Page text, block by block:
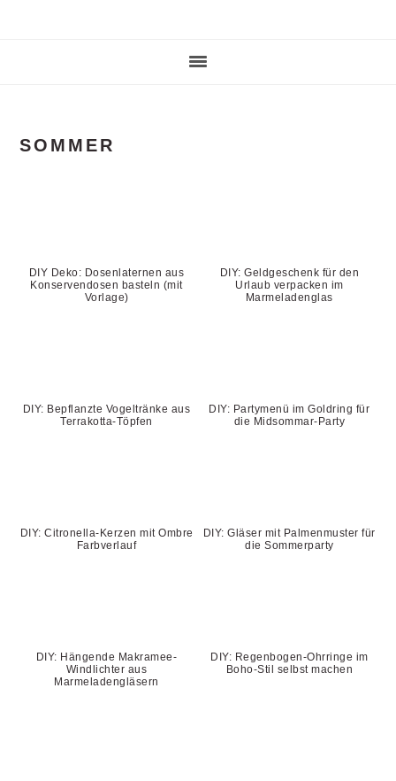
SOMMER
DIY Deko: Dosenlaternen aus
Konservendosen basteln (mit
Vorlage)
DIY: Geldgeschenk für den
Urlaub verpacken im
Marmeladenglas
DIY: Bepflanzte Vogeltränke aus
Terrakotta-Töpfen
DIY: Partymenü im Goldring für
die Midsommar-Party
DIY: Citronella-Kerzen mit Ombre
Farbverlauf
DIY: Gläser mit Palmenmuster für
die Sommerparty
DIY: Hängende Makramee-
Windlichter aus
Marmeladengläsern
DIY: Regenbogen-Ohrringe im
Boho-Stil selbst machen